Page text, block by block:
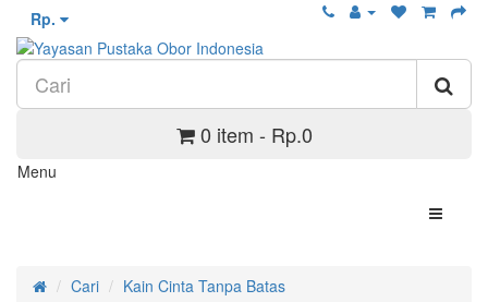
Rp.
0 item - Rp.0
Menu
Cari Kain Cinta Tanpa Batas